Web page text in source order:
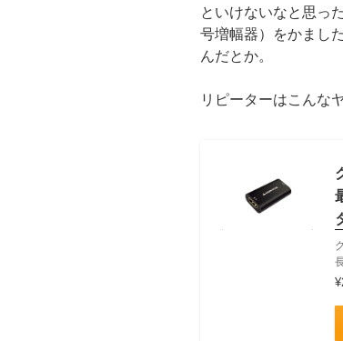
といけないなと思っ
号増幅器）をかまし
んだとか。
リピーターはこんな